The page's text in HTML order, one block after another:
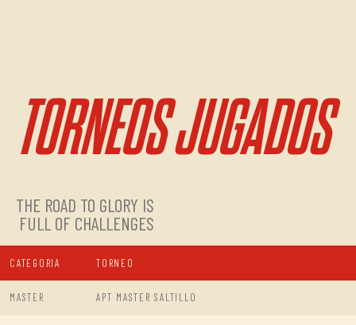
TORNEOS JUGADOS
THE ROAD TO GLORY IS
FULL OF CHALLENGES
CATEGORIA TORNEO
MASTER APT MASTER SALTILLO